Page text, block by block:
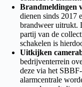
Brandmeldingen
dienen sinds 2017
brandweer uitrukt.
partij van de
schakelen is
Uitkijken
bedrijventerrein
deze via het
alarmcentrale